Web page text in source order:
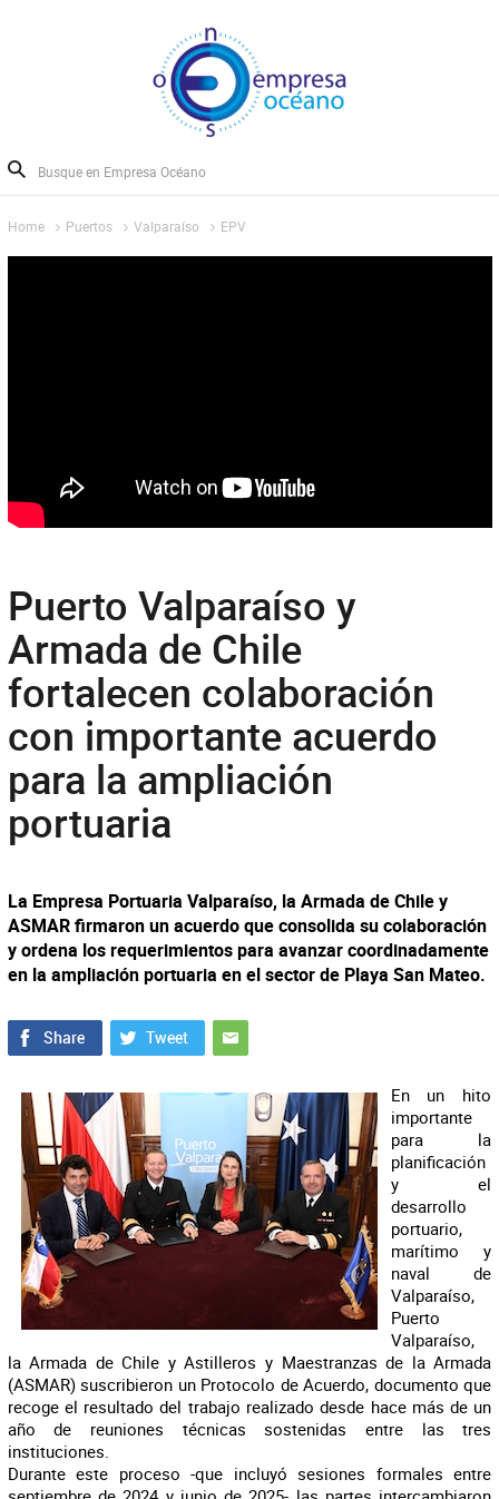
Home Puertos Valparaíso EPV
Puerto Valparaíso y
Armada de Chile
fortalecen colaboración
con importante acuerdo
para la ampliación
portuaria
La Empresa Portuaria Valparaíso, la Armada de Chile y
ASMAR firmaron un acuerdo que consolida su colaboración
y ordena los requerimientos para avanzar coordinadamente
en la ampliación portuaria en el sector de Playa San Mateo.
En un hito
importante
para la
planificación
y el
desarrollo
portuario,
marítimo y
naval de
Valparaíso,
Puerto
Valparaíso,
la Armada de Chile y Astilleros y Maestranzas de la Armada
(ASMAR) suscribieron un Protocolo de Acuerdo, documento que
recoge el resultado del trabajo realizado desde hace más de un
año de reuniones técnicas sostenidas entre las tres
instituciones.
Durante este proceso -que incluyó sesiones formales entre